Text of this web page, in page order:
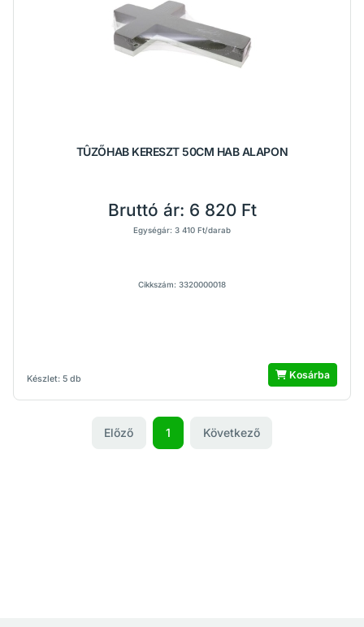
TÛZŐHAB KERESZT 50CM HAB ALAPON
Készlet: 5 db
Bruttó ár: 6 820 Ft
Egységár: 3 410 Ft/darab
Cikkszám: 3320000018
Kosárba
Előző 1 Következő